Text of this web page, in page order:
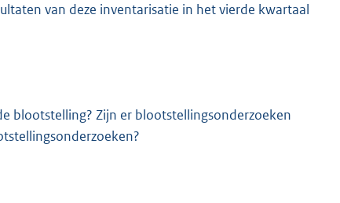
van deze inventarisatie in het vierde kwartaal
blootstelling? Zijn er blootstellingsonderzoeken